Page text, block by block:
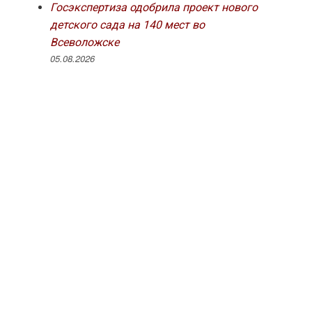
Госэкспертиза одобрила проект нового
детского сада на 140 мест во
Всеволожске
05.08.2026